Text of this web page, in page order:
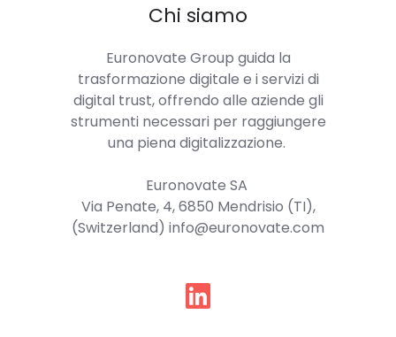
Chi siamo
Euronovate Group guida la
trasformazione digitale e i servizi di
digital trust, offrendo alle aziende gli
strumenti necessari per raggiungere
una piena digitalizzazione.
Euronovate SA
Via Penate, 4, 6850 Mendrisio (TI),
(Switzerland) info@euronovate.com
Seguici